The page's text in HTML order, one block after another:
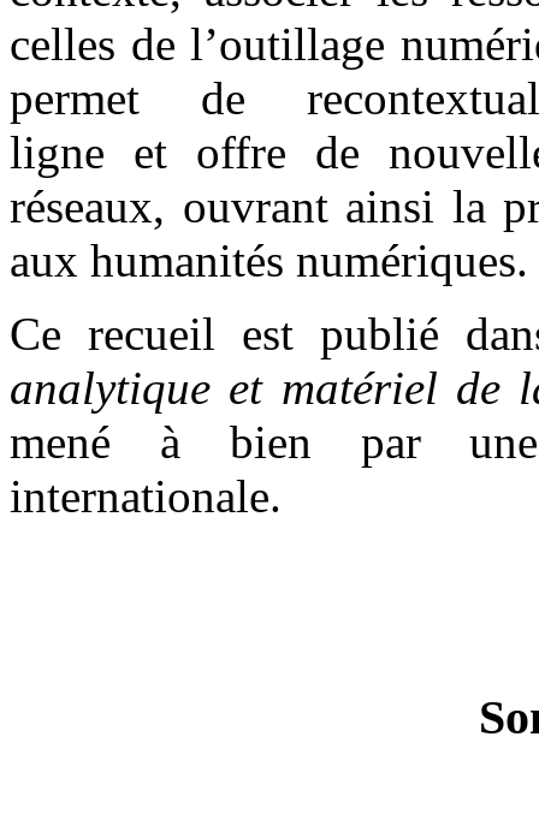
celles de l’outillage
permet de
ligne et offre de
réseaux, ouvrant ainsi la
aux humanités numériques.
Ce recueil est publié
analytique et matériel de
mené à bien par
internationale.